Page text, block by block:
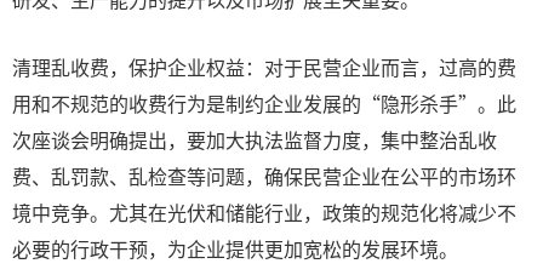
清理乱收费，保护企业权益：对于民营企业而言，过高的费
用和不规范的收费行为是制约企业发展的“隐形杀手”。此
次座谈会明确提出，要加大执法监督力度，集中整治乱收
费、乱罚款、乱检查等问题，确保民营企业在公平的市场环
境中竞争。尤其在光伏和储能行业，政策的规范化将减少不
必要的行政干预，为企业提供更加宽松的发展环境。